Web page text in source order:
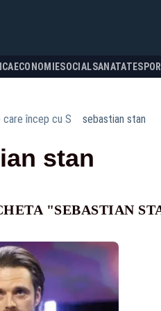
ECONOMIESOCIALSANATATE
încep cu S sebastian stan
stan
"SEBASTIAN